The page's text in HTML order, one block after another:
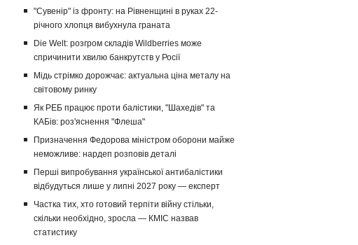
"Сувенір" із фронту: на Рівненщині в руках 22-
річного хлопця вибухнула граната
Die Welt: розгром складів Wildberries може
спричинити хвилю банкрутств у Росії
Мідь стрімко дорожчає: актуальна ціна металу на
світовому ринку
Як РЕБ працює проти балістики, "Шахедів" та
КАБів: роз'яснення "Флеша"
Призначення Федорова міністром оборони майже
неможливе: нардеп розповів деталі
Перші випробування української антибалістики
відбудуться лише у липні 2027 року — експерт
Частка тих, хто готовий терпіти війну стільки,
скільки необхідно, зросла — КМІС назвав
статистику